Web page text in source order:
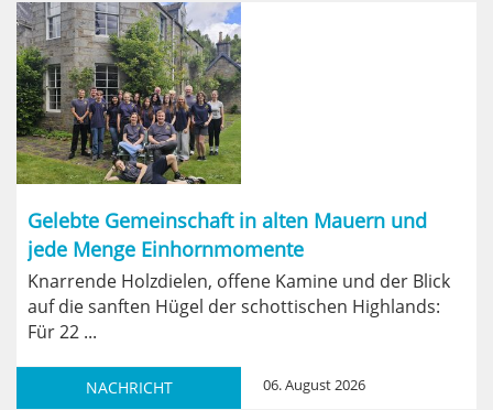
Gelebte Gemeinschaft in alten Mauern und
jede Menge Einhornmomente
Knarrende Holzdielen, offene Kamine und der Blick
auf die sanften Hügel der schottischen Highlands:
Für 22 ...
NACHRICHT 06. August 2026